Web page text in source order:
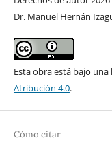
Dr. Manuel Hernán
Esta obra está bajo
Atribución 4.0.
Cómo citar